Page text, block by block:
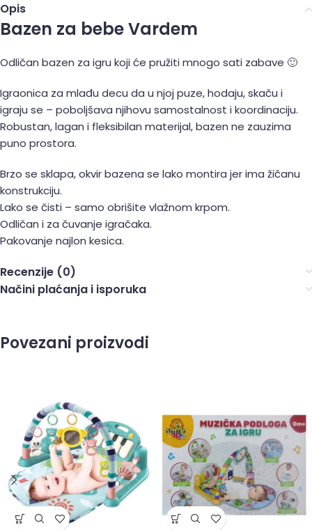
Opis
Bazen za bebe Vardem
Odličan bazen za igru koji će pružiti mnogo sati zabave 🙂
Igraonica za mlađu decu da u njoj puze, hodaju, skaču i
igraju se – poboljšava njihovu samostalnost i koordinaciju.
Robustan, lagan i fleksibilan materijal, bazen ne zauzima
puno prostora.
Brzo se sklapa, okvir bazena se lako montira jer ima žičanu
konstrukciju.
Lako se čisti – samo obrišite vlažnom krpom.
Odličan i za čuvanje igračaka.
Pakovanje najlon kesica.
Recenzije (0)
Načini plaćanja i isporuka
Povezani proizvodi